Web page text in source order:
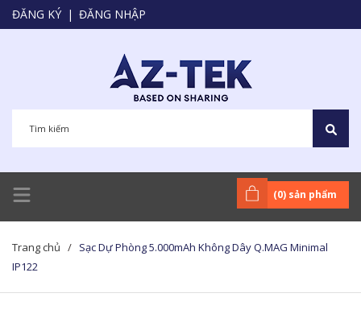
ĐĂNG KÝ | ĐĂNG NHẬP
(0) sản phẩm
Trang chủ / Sạc Dự Phòng 5.000mAh Không Dây Q.MAG Minimal
IP122